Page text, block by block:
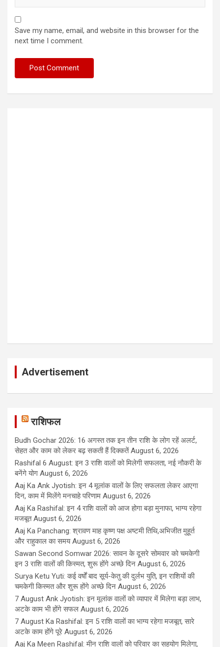
Save my name, email, and website in this browser for the
next time I comment.
Advertisement
राशिफल
Budh Gochar 2026: 16 अगस्त तक इन तीन राशि के लोग रहें अलर्ट,
सेहत और काम को लेकर बढ़ सकती हैं दिक्कतें August 6, 2026
Rashifal 6 August: इन 3 राशि वालों को मिलेगी सफलता, नई नौकरी के
बनेंगे योग August 6, 2026
Aaj Ka Ank Jyotish: इन 4 मूलांक वालों के लिए सफलता लेकर आएगा
दिन, काम में मिलेंगे मनचाहे परिणाम August 6, 2026
Aaj Ka Rashifal: इन 4 राशि वालों को आज होगा बड़ा मुनाफा, भाग्य रहेगा
मजबूत August 6, 2026
Aaj Ka Panchang: श्रावण माह कृष्ण पक्ष अष्टमी तिथि,अभिजीत मुहूर्त
और राहुकाल का समय August 6, 2026
Sawan Second Somwar 2026: सावन के दूसरे सोमवार को चमकेगी
इन 3 राशि वालों की किस्मत, शुरू होंगे अच्छे दिन August 6, 2026
Surya Ketu Yuti: कई वर्षों बाद सूर्य-केतु की दुर्लभ युति, इन राशियों की
चमकेगी किस्मत और शुरू होंगे अच्छे दिन August 6, 2026
7 August Ank Jyotish: इन मूलांक वालों को व्यापार में मिलेगा बड़ा लाभ,
अटके काम भी होंगे सफल August 6, 2026
7 August Ka Rashifal: इन 5 राशि वालों का भाग्य रहेगा मजबूत, सारे
अटके काम होंगे पूरे August 6, 2026
Aaj Ka Meen Rashifal: मीन राशि वालों को परिवार का सहयोग मिलेगा,